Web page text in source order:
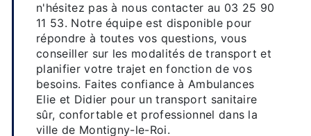
n'hésitez pas à nous contacter au 03 25 90
11 53. Notre équipe est disponible pour
répondre à toutes vos questions, vous
conseiller sur les modalités de transport et
planifier votre trajet en fonction de vos
besoins. Faites confiance à Ambulances
Elie et Didier pour un transport sanitaire
sûr, confortable et professionnel dans la
ville de Montigny-le-Roi.